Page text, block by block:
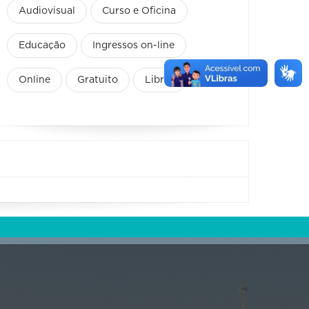
Audiovisual Curso e Oficina
Educação Ingressos on-line
Online Gratuito Libras